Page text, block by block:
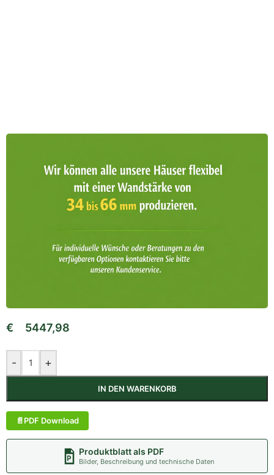
€ 5447,98
- +
IN DEN WARENKORB
PDF Download
Produktblatt als PDF
Bilder, Beschreibung und technische Daten